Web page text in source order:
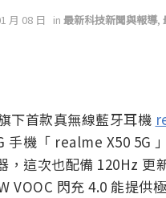
月 08 日 in 最新科技新聞與報導,
下首款真無線藍牙耳機
手機「 realme X50 5G
這次也配備 120Hz 更
VOOC 閃充 4.0 能提供